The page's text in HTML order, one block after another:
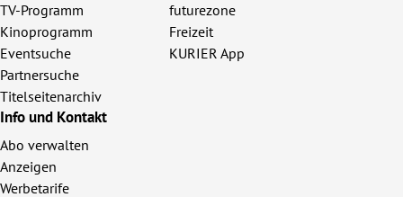
TV-Programm
Kinoprogramm
Eventsuche
Partnersuche
Titelseitenarchiv
futurezone
Freizeit
KURIER App
Info und Kontakt
Abo verwalten
Anzeigen
Werbetarife